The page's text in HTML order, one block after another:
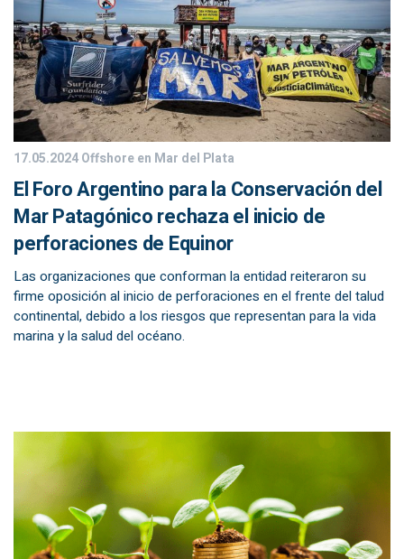
17.05.2024Offshore en Mar del Plata
El Foro Argentino para la Conservación del
Mar Patagónico rechaza el inicio de
perforaciones de Equinor
Las organizaciones que conforman la entidad reiteraron su
firme oposición al inicio de perforaciones en el frente del talud
continental, debido a los riesgos que representan para la vida
marina y la salud del océano.